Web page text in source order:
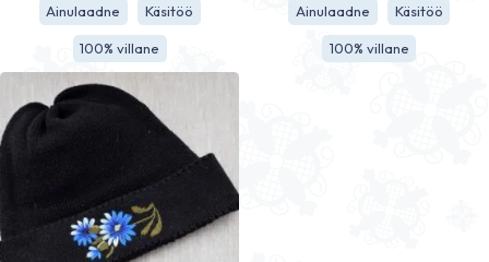
Ainulaadne Käsitöö
100% villane
Ainulaadne Käsitöö
100% villane